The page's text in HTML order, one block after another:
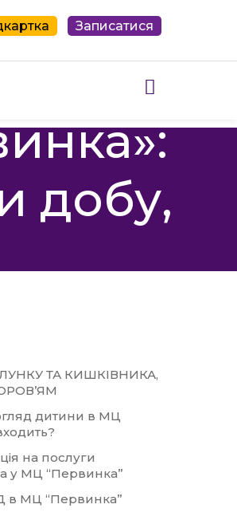
Записатися
добу,
ТА КИШКІВНИКА,
дитини в МЦ
на послуги
у МЦ “Первинка”
в МЦ “Первинка”